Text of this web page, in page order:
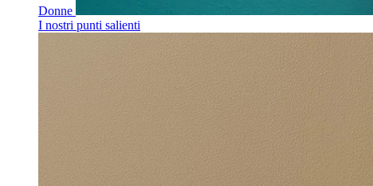
Donne
I nostri punti salienti